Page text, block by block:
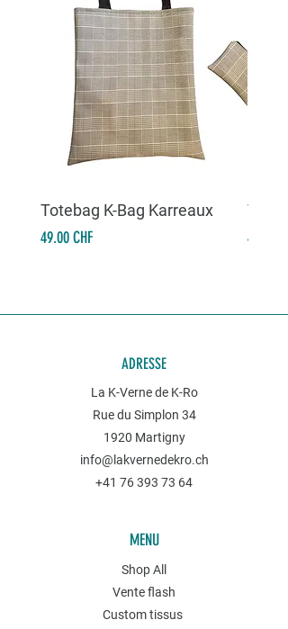
Totebag K-Bag Karreaux
Prix
49.00 CHF Prix
49.00
ADRESSE
La K-Verne de K-Ro
Rue du Simplon 34
1920 Martigny
info@lakvernedekro.ch
+41 76 393 73 64
MENU
Shop All
Vente flash
Custom tissus